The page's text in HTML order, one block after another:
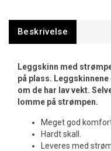
Beskrivelse
Leggskinn med
på plass.
om de har lav vekt.
lomme på strømpen.
Meget god
Hardt skall.
Leveres med